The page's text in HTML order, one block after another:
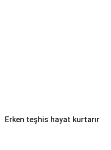
Erken teşhis hayat kurtarır